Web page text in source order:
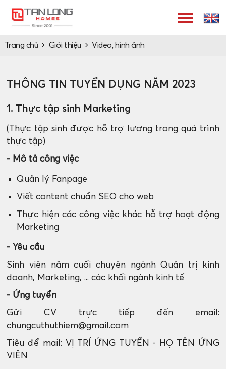
Trang chủ Giới thiệu Video, hình ảnh
THÔNG TIN TUYỂN DỤNG NĂM 2023
1. Thực tập sinh Marketing
(Thực tập sinh được hỗ trợ lương trong quá trình
thực tập)
- Mô tả công việc
Quản lý Fanpage
Viết content chuẩn SEO cho web
Thực hiện các công việc khác hỗ trợ hoạt động
Marketing
- Yêu cầu
Sinh viên năm cuối chuyên ngành Quản trị kinh
doanh, Marketing, ... các khối ngành kinh tế
- Ứng tuyển
Gửi CV trực tiếp đến email:
chungcuthuthiem@gmail.com
Tiêu để mail: VỊ TRÍ ỨNG TUYỂN - HỌ TÊN ỨNG
VIÊN